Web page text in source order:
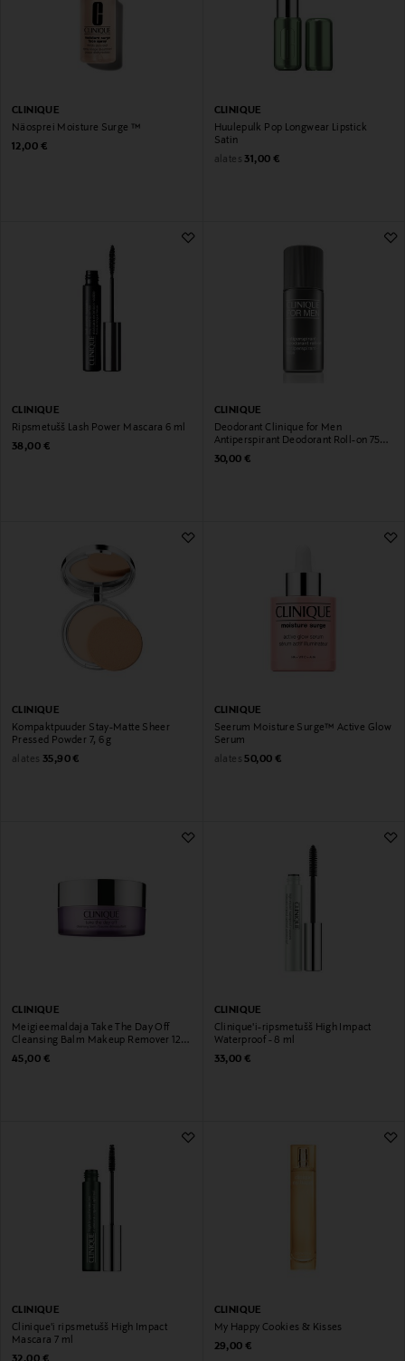
CLINIQUE
Näosprei Moisture Surge ™
Original Price
12,00 €
CLINIQUE
Huulepulk Pop Longwear Lipstick
Satin
alates Original Price
31,00 €
CLINIQUE
Ripsmetušš Lash Power Mascara 6 ml
Original Price
38,00 €
CLINIQUE
Deodorant Clinique for Men
Antiperspirant Deodorant Roll-on 75
ml
Original Price
30,00 €
CLINIQUE
Kompaktpuuder Stay-Matte Sheer
Pressed Powder 7, 6 g
alates Original Price
35,90 €
CLINIQUE
Seerum Moisture Surge™ Active Glow
Serum
alates Original Price
50,00 €
CLINIQUE
Meigieemaldaja Take The Day Off
Cleansing Balm Makeup Remover 125
ml
Original Price
45,00 €
CLINIQUE
Clinique'i-ripsmetušš High Impact
Waterproof - 8 ml
Original Price
33,00 €
CLINIQUE
Clinique'i ripsmetušš High Impact
Mascara 7 ml
Original Price
CLINIQUE
My Happy Cookies & Kisses
Original Price
29,00 €